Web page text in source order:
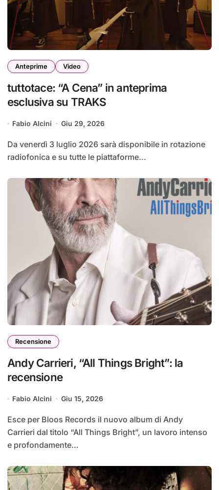
Anteprime Video
tuttotace: “A Cena” in anteprima
esclusiva su TRAKS
Fabio Alcini Giu 29, 2026
Da venerdì 3 luglio 2026 sarà disponibile in rotazione
radiofonica e su tutte le piattaforme...
Recensione
Andy Carrieri, “All Things Bright”: la
recensione
Fabio Alcini Giu 15, 2026
Esce per Bloos Records il nuovo album di Andy
Carrieri dal titolo “All Things Bright”, un lavoro intenso
e profondamente…